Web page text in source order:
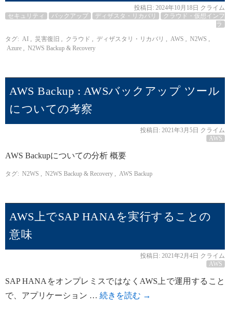
投稿日: 2024年10月18日 クライム
セキュリティ
バックアップ ディザスタ・リカバリ
クラウド・仮想インフ
ラ
タグ: AI 災害復旧 クラウド ディザスタリ・リカバリ AWS N2WS
Azure
N2WS Backup & Recovery
AWS Backup : AWSバックアップ ツール
についての考察
投稿日: 2021年3月5日 クライム
AWS
AWS Backupについての分析 概要
タグ: N2WS N2WS Backup & Recovery AWS Backup
AWS上でSAP HANAを実行することの
意味
投稿日: 2021年2月4日 クライム
AWS
SAP HANAをオンプレミスではなくAWS上で運用すること
で、アプリケーション … 続きを読む →